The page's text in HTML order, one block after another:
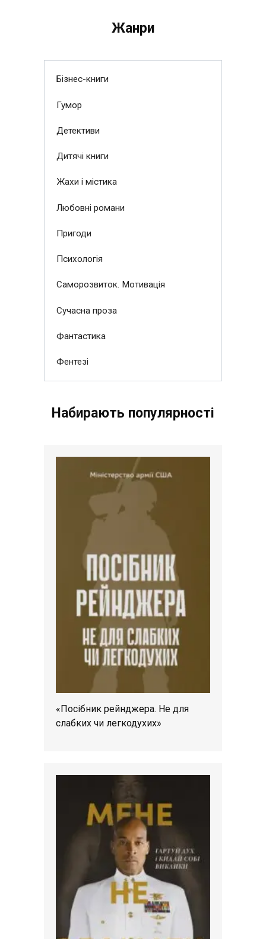
Жанри
Бізнес-книги
Гумор
Детективи
Дитячі книги
Жахи і містика
Любовні романи
Пригоди
Психологія
Саморозвиток. Мотивація
Сучасна проза
Фантастика
Фентезі
Набирають популярності
«Посібник рейнджера. Не для
слабких чи легкодухих»